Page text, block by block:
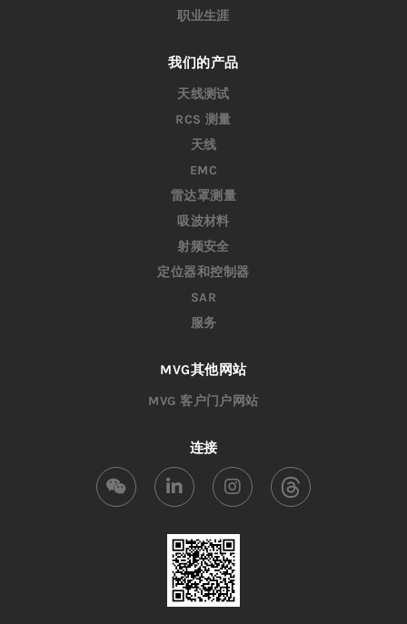
职业生涯
我们的产品
天线测试
RCS 测量
天线
EMC
雷达罩测量
吸波材料
射频安全
定位器和控制器
SAR
服务
MVG其他网站
MVG 客户门户网站
连接